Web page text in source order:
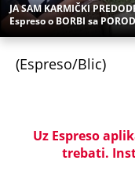
JA SAM KARMIČKI
Espreso o BORBI sa
(Espreso/Blic)
Uz Espreso
trebati.